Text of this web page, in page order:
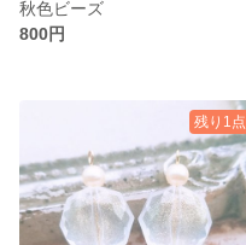
秋色ビーズ
800円
残り1点